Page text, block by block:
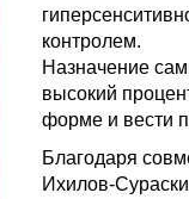
контролем.
Назначение
высокий
форме и вести
Благодаря
Ихилов-